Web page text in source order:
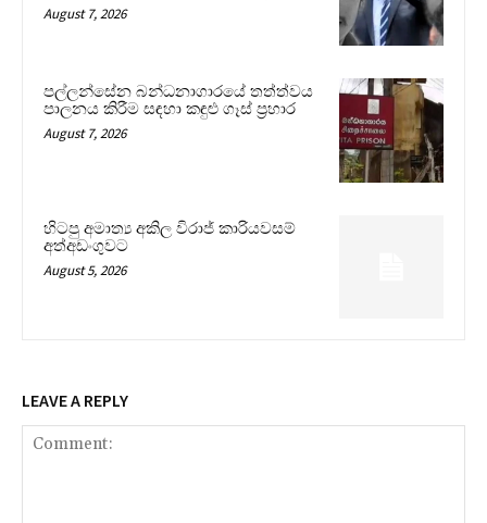
August 7, 2026
පල්ලන්සේන බන්ධනාගාරයේ තත්ත්වය
පාලනය කිරීම සඳහා කඳුළු ගෑස් ප්‍රහාර
August 7, 2026
හිටපු අමාත්‍ය අකිල විරාජ් කාරියවසම්
අත්අඩංගුවට
August 5, 2026
LEAVE A REPLY